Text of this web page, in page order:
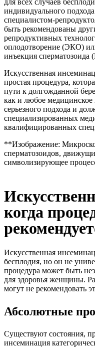
для всех случаев
индивидуального
специалистом-
быть рекомендованы
репродуктивных
оплодотворение (ЭКО)
инъекция
Искусственная
простая процедура,
пути к долгожданной
как и любое медицинское
серьезного подхода и
специализированных
квалифицированных
**Изображение:
сперматозоидов,
символизирующее
когда
Искусственная
бесплодия, но он не
процедура может быть
для здоровья женщины.
могут не рекомендовать
Абсолютные
Существуют состояния,
инсеминация